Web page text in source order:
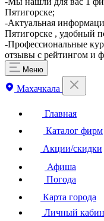
Пятигорске;
-Актуальная
Пятигорске , удобный
-Профессиональные
отзывы с рейтингом и
Меню
Махачкала
Главная
Каталог фирм
Акции/скидки
Афиша
Погода
Карта города
Личный